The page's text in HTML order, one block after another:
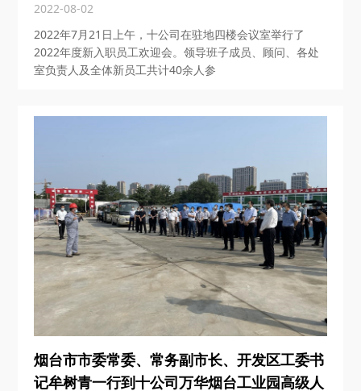
2022-08-02
2022年7月21日上午，十公司在驻地四楼会议室举行了
2022年度新入职员工欢迎会。领导班子成员、顾问、各处
室负责人及全体新员工共计40余人参
烟台市市委常委、常务副市长、开发区工委书
记牟树青一行到十公司万华烟台工业园高级人